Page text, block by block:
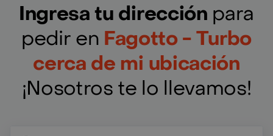
Ingresa tu dirección para
pedir en Fagotto - Turbo
cerca de mi ubicación
¡Nosotros te lo llevamos!